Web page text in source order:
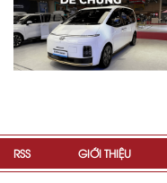
RSS GIỚI THIỆU